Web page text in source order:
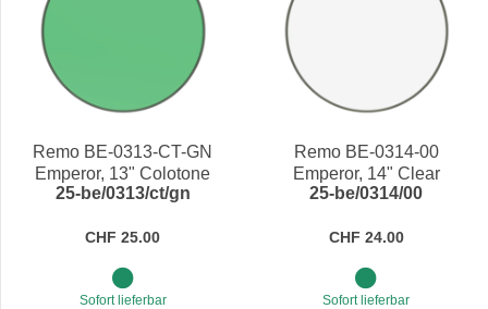
Remo BE-0313-CT-GN
Emperor, 13" Colotone
Green
25-be/0313/ct/gn
CHF 25.00
Sofort lieferbar
Remo BE-0314-00
Emperor, 14" Clear
25-be/0314/00
CHF 24.00
Sofort lieferbar